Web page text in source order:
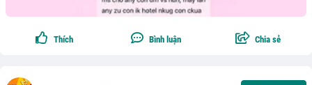
Thích Bình luận Chia sẻ